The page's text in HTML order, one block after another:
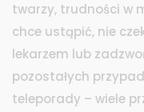
twarzy, trudności w
chce ustąpić, nie
lekarzem lub
pozostałych
teleporady – wiele